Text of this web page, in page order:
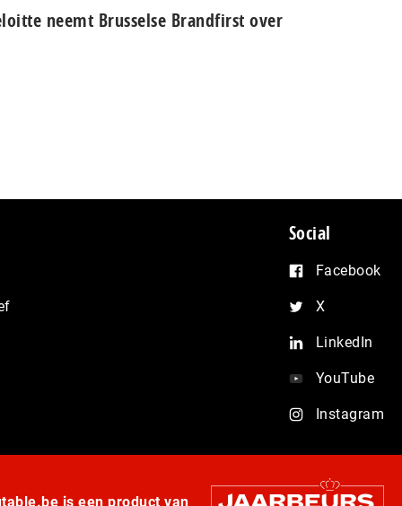
neemt Brusselse Brandfirst over
Social
Facebook
X
LinkedIn
YouTube
Instagram
is een product van